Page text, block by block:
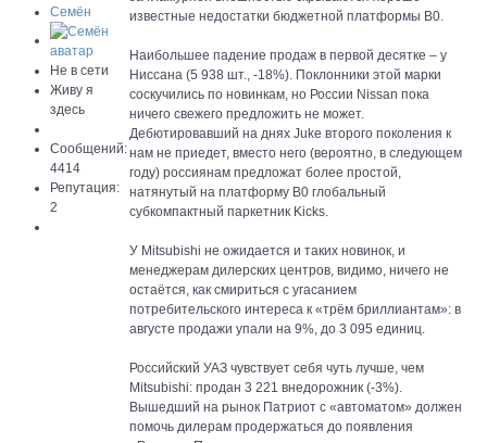
Семён
Не в сети
Живу я
здесь
Сообщений:
4414
Репутация:
2
известные недостатки бюджетной платформы В0.
Наибольшее падение продаж в первой десятке – у
Ниссана (5 938 шт., -18%). Поклонники этой марки
соскучились по новинкам, но России Nissan пока
ничего свежего предложить не может.
Дебютировавший на днях Juke второго поколения к
нам не приедет, вместо него (вероятно, в следующем
году) россиянам предложат более простой,
натянутый на платформу В0 глобальный
субкомпактный паркетник Kicks.
У Mitsubishi не ожидается и таких новинок, и
менеджерам дилерских центров, видимо, ничего не
остаётся, как смириться с угасанием
потребительского интереса к «трём бриллиантам»: в
августе продажи упали на 9%, до 3 095 единиц.
Российский УАЗ чувствует себя чуть лучше, чем
Mitsubishi: продан 3 221 внедорожник (-3%).
Вышедший на рынок Патриот с «автоматом» должен
помочь дилерам продержаться до появления